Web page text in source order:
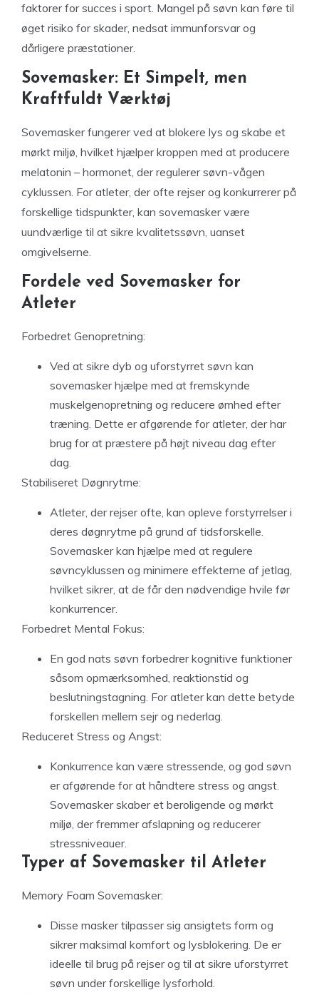
faktorer for succes i sport. Mangel på søvn kan føre til
øget risiko for skader, nedsat immunforsvar og
dårligere præstationer.
Sovemasker: Et Simpelt, men
Kraftfuldt Værktøj
Sovemasker fungerer ved at blokere lys og skabe et
mørkt miljø, hvilket hjælper kroppen med at producere
melatonin – hormonet, der regulerer søvn-vågen
cyklussen. For atleter, der ofte rejser og konkurrerer på
forskellige tidspunkter, kan sovemasker være
uundværlige til at sikre kvalitetssøvn, uanset
omgivelserne.
Fordele ved Sovemasker for
Atleter
Forbedret Genopretning:
Ved at sikre dyb og uforstyrret søvn kan
sovemasker hjælpe med at fremskynde
muskelgenopretning og reducere ømhed efter
træning. Dette er afgørende for atleter, der har
brug for at præstere på højt niveau dag efter
dag.
Stabiliseret Døgnrytme:
Atleter, der rejser ofte, kan opleve forstyrrelser i
deres døgnrytme på grund af tidsforskelle.
Sovemasker kan hjælpe med at regulere
søvncyklussen og minimere effekterne af jetlag,
hvilket sikrer, at de får den nødvendige hvile før
konkurrencer.
Forbedret Mental Fokus:
En god nats søvn forbedrer kognitive funktioner
såsom opmærksomhed, reaktionstid og
beslutningstagning. For atleter kan dette betyde
forskellen mellem sejr og nederlag.
Reduceret Stress og Angst:
Konkurrence kan være stressende, og god søvn
er afgørende for at håndtere stress og angst.
Sovemasker skaber et beroligende og mørkt
miljø, der fremmer afslapning og reducerer
stressniveauer.
Typer af Sovemasker til Atleter
Memory Foam Sovemasker:
Disse masker tilpasser sig ansigtets form og
sikrer maksimal komfort og lysblokering. De er
ideelle til brug på rejser og til at sikre uforstyrret
søvn under forskellige lysforhold.